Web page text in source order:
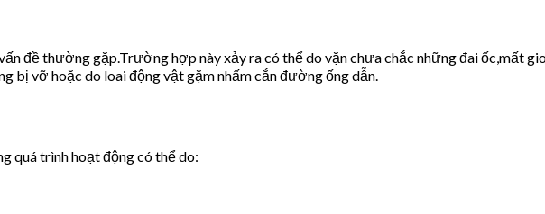
đề thường gặp.Trường hợp này xảy ra có thể do vặn chưa chắc những đai ốc,mất
bị vỡ hoặc do loai động vật gặm nhấm cắn đường ống dẫn.
quá trình hoạt động có thể do: